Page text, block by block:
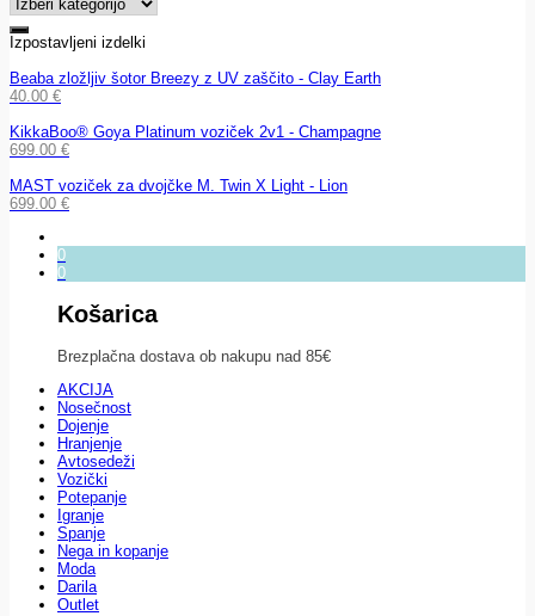
Izpostavljeni izdelki
Beaba zložljiv šotor Breezy z UV zaščito - Clay Earth
40.00 €
KikkaBoo® Goya Platinum voziček 2v1 - Champagne
699.00 €
MAST voziček za dvojčke M. Twin X Light - Lion
699.00 €
0
0
Košarica
Brezplačna dostava ob nakupu nad 85€
AKCIJA
Nosečnost
Dojenje
Hranjenje
Avtosedeži
Vozički
Potepanje
Igranje
Spanje
Nega in kopanje
Moda
Darila
Outlet